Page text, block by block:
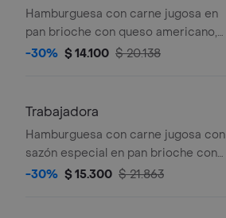
Hamburguesa con carne jugosa en
pan brioche con queso americano,
lechuga, tomate, cebolla morada y
-30% $ 14.100 $ 20.138
Trabajadora
Hamburguesa con carne jugosa con
sazón especial en pan brioche con
queso americano, mermelada de
-30% $ 15.300 $ 21.863